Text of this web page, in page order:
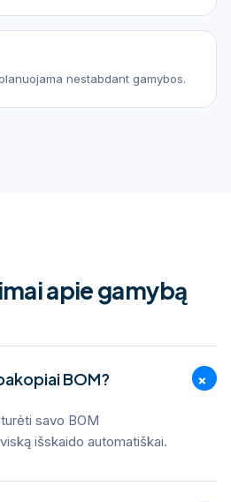
nestabdant gamybos.
apie gamybą
BOM? +
savo BOM
išskaido automatiškai.